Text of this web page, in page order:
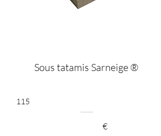
Sous tatamis Sarneige ®
115
€